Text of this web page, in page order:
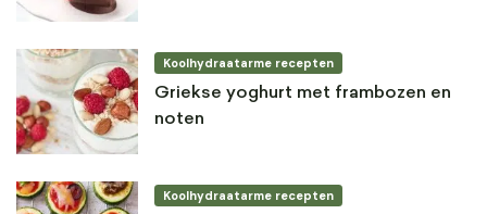
Koolhydraatarme recepten
Griekse yoghurt met frambozen en
noten
Koolhydraatarme recepten